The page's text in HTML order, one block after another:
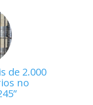
de 2.000
no